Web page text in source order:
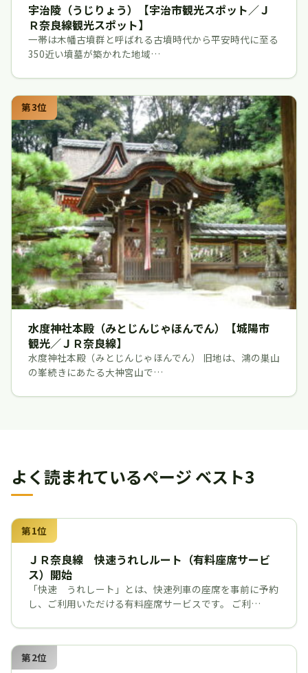
宇治陵（うじりょう）【宇治市観光スポット／Ｊ
Ｒ奈良線観光スポット】
一帯は木幡古墳群と呼ばれる古墳時代から平安時代に至る
350近い墳墓が築かれた地域…
第3位
水度神社本殿（みとじんじゃほんでん）【城陽市
観光／ＪＲ奈良線】
水度神社本殿（みとじんじゃほんでん） 旧地は、鴻の巣山
の峯続きにあたる大神宮山で…
よく読まれているページ ベスト3
第1位
ＪＲ奈良線 快速うれしルート（有料座席サービ
ス）開始
「快速 うれしート」とは、快速列車の座席を事前に予約
し、ご利用いただける有料座席サービスです。 ご利…
第2位